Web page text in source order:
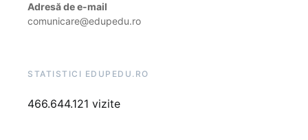
Adresă de e-mail
comunicare@edupedu.ro
STATISTICI EDUPEDU.RO
466.644.121 vizite